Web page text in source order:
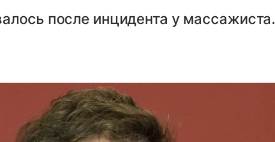
после инцидента у массажиста.